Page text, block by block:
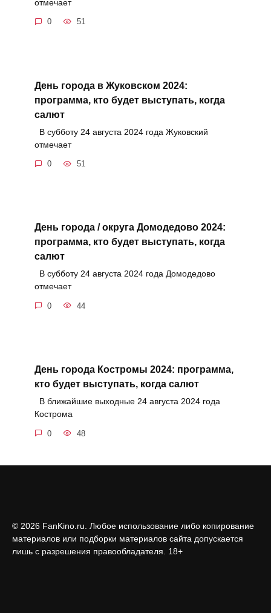
отмечает
0 51
День города в Жуковском 2024:
программа, кто будет выступать, когда
салют
В субботу 24 августа 2024 года Жуковский
отмечает
0 51
День города / округа Домодедово 2024:
программа, кто будет выступать, когда
салют
В субботу 24 августа 2024 года Домодедово
отмечает
0 44
День города Костромы 2024: программа,
кто будет выступать, когда салют
В ближайшие выходные 24 августа 2024 года
Кострома
0 48
© 2026 FanKino.ru. Любое использование либо копирование
материалов или подборки материалов сайта допускается
лишь с разрешения правообладателя. 18+